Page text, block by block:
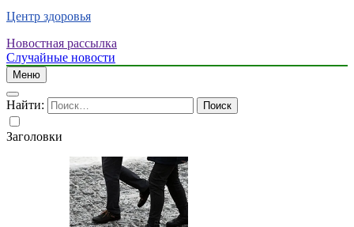
Центр здоровья
Новостная рассылка
Случайные новости
Меню
Найти:
Заголовки